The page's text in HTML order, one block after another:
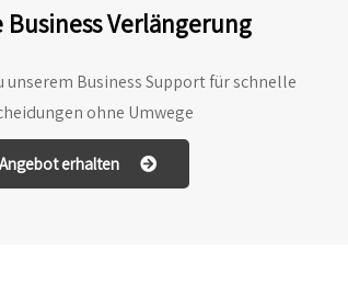
Business Verlängerung
Business Support für schnelle
ohne Umwege
Angebot erhalten